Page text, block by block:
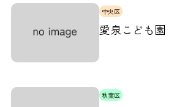
中央区
愛泉こども園
秋葉区